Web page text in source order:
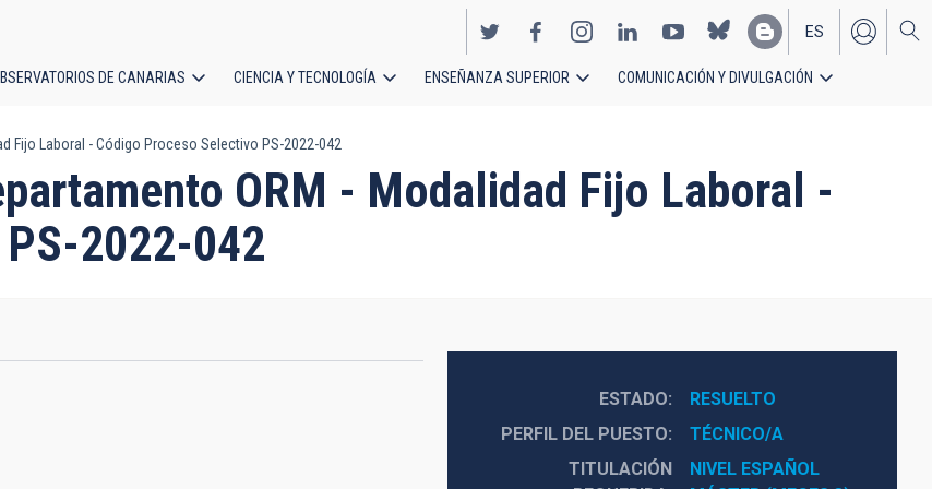
EN
ES
DE CANARIAS CIENCIA Y TECNOLOGÍA ENSEÑANZA SUPERIOR COMUNICACIÓN Y DIVULGACIÓN
Fijo Laboral - Código Proceso Selectivo PS-2022-042
ORM - Modalidad Fijo Laboral -
2022-042
ESTADO
RESUELTO
PERFIL DEL PUESTO
TÉCNICO/A
TITULACIÓN
NIVEL ESPAÑOL